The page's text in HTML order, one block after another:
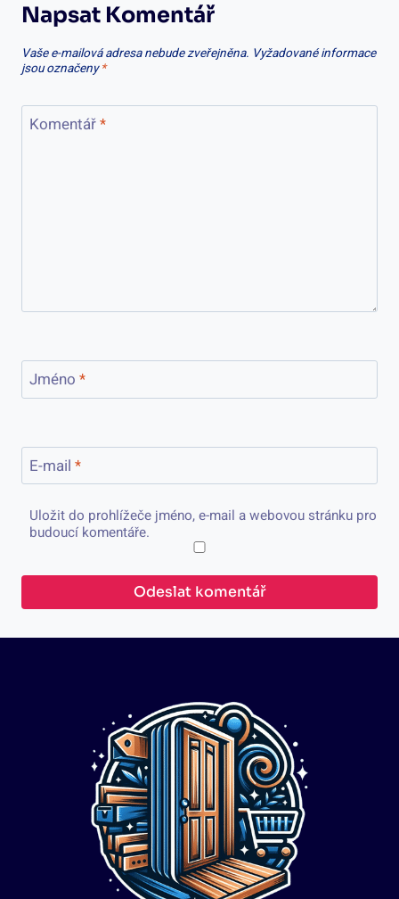
Napsat Komentář
Vaše e-mailová adresa nebude zveřejněna. Vyžadované informace
jsou označeny*
Komentář*
Jméno *
E-mail *
Uložit do prohlížeče jméno, e-mail a webovou stránku pro
budoucí komentáře.